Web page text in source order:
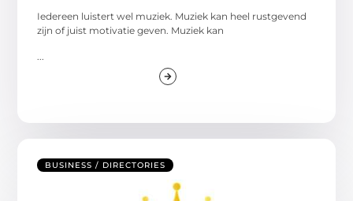
Iedereen luistert wel muziek. Muziek kan heel rustgevend
zijn of juist motivatie geven. Muziek kan
BUSINESS / DIRECTORIES